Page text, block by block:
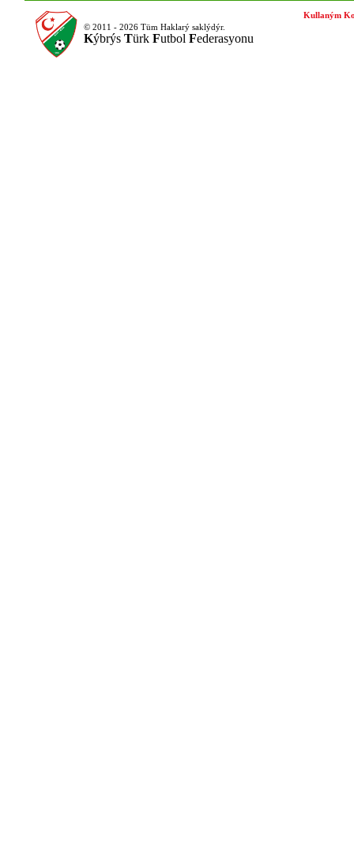
© 2011 - 2026 Tüm Haklarý saklýdýr.
Kýbrýs Türk Futbol Federasyonu
Kullaným